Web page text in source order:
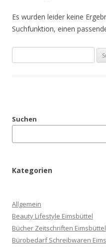
Es wurden leider keine
Suchfunktion, einen
nach:
Suchen
Kategorien
Allgemein
Beauty Lifestyle Eimsbüttel
Bücher Zeitschriften Eimsbüttel
Bürobedarf Schreibwaren